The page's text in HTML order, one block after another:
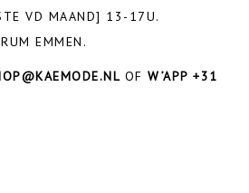
VD MAAND] 13-17U.
EMMEN.
OF W’APP +31